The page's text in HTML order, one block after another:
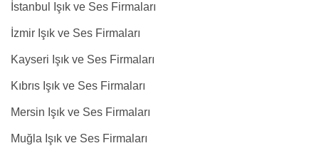
İstanbul Işık ve Ses Firmaları
İzmir Işık ve Ses Firmaları
Kayseri Işık ve Ses Firmaları
Kıbrıs Işık ve Ses Firmaları
Mersin Işık ve Ses Firmaları
Muğla Işık ve Ses Firmaları